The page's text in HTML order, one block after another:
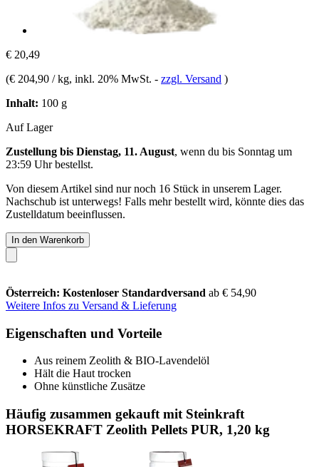
€ 20,49
(€ 204,90 / kg, inkl. 20% MwSt. - zzgl. Versand )
Inhalt: 100 g
Auf Lager
Zustellung bis Dienstag, 11. August, wenn du bis Sonntag um
23:59 Uhrbestellst.
Von diesem Artikel sind nur noch 16 Stück in unserem Lager.
Nachschub ist unterwegs! Falls mehr bestellt wird, könnte dies das
Zustelldatum beeinflussen.
In den Warenkorb
Österreich: Kostenloser Standardversand ab € 54,90
Weitere Infos zu Versand & Lieferung
Eigenschaften und Vorteile
Aus reinem Zeolith & BIO-Lavendelöl
Hält die Haut trocken
Ohne künstliche Zusätze
Häufig zusammen gekauft mit Steinkraft
HORSEKRAFT Zeolith Pellets PUR, 1,20 kg